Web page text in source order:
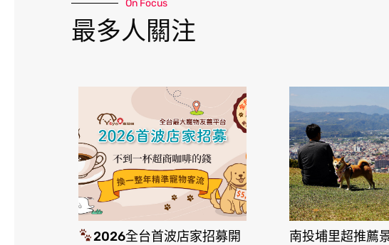
On Focus
最多人關注
2026全台首波店家招募開
南投埔里超推薦